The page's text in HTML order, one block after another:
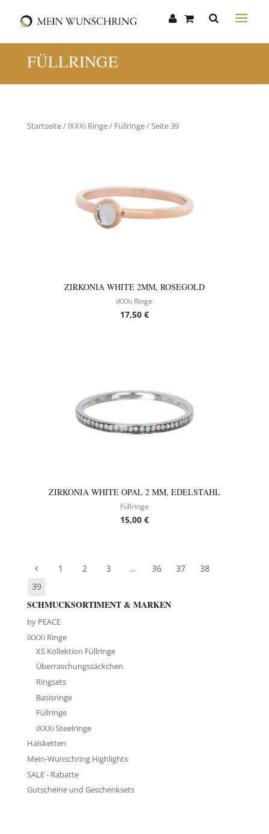
FÜLLRINGE
Startseite/ iXXXi Ringe/ Füllringe/ Seite 39
ZIRKONIA WHITE 2MM, ROSEGOLD
iXXXi Ringe
17,50 €
ZIRKONIA WHITE OPAL 2 MM, EDELSTAHL
Füllringe
15,00 €
1 2 3 … 36 37
38
39
SCHMUCKSORTIMENT & MARKEN
by PEACE
iXXXi Ringe
XS Kollektion Füllringe
Überraschungssäckchen
Ringsets
Basisringe
Füllringe
iXXXi Steelringe
Halsketten
Mein-Wunschring Highlights
SALE - Rabatte
Gutscheine und Geschenksets